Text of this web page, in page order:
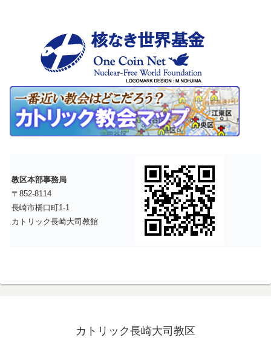
教区本部事務局
〒852-8114
長崎市橋口町1-1
カトリック長崎大司教館
カトリック長崎大司教区